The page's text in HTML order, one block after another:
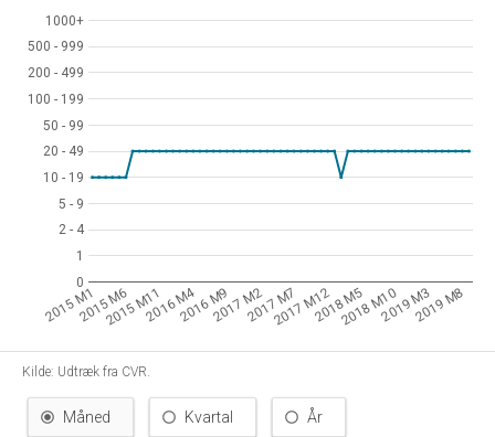
2015 M12015 M62015 M112016 M42016 M92017 M22017 M72017 M122018 M52018 M102019 M32019 M8
0
0
11
2 - 4
2 - 4
5 - 9
5 - 9
10 - 19
10 - 19
20 - 49
20 - 49
50 - 99
50 - 99
100 - 199
100 - 199
200 - 499
200 - 499
500 - 999
500 - 999
1000+
1000+
Kilde: Udtræk fra CVR.
Måned Kvartal År